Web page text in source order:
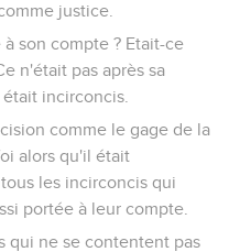
justice.
son compte ? Etait-ce
n'était pas après sa
incirconcis.
comme le gage de la
alors qu'il était
les incirconcis qui
portée à leur compte.
qui ne se contentent pas